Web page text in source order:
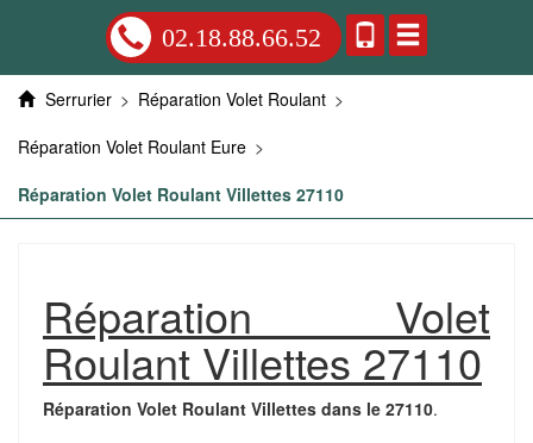
02.18.88.66.52
Serrurier > Réparation Volet Roulant >
Réparation Volet Roulant Eure >
Réparation Volet Roulant Villettes 27110
Réparation Volet
Roulant Villettes 27110
Réparation Volet Roulant Villettes dans le 27110.